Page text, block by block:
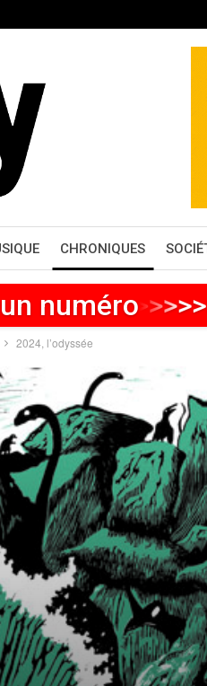
CHRONIQUES
numéro>>>>
2024, l’odyssée